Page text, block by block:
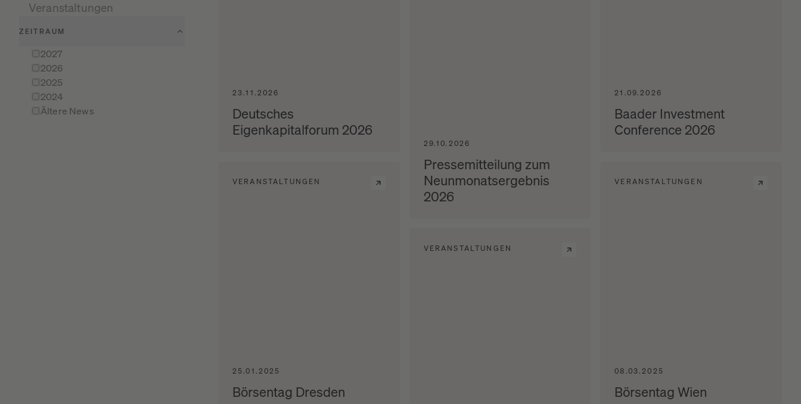
Veranstaltungen
ZEITRAUM
2027
2026
2025
2024
Ältere News
23.11.2026
Deutsches
Eigenkapitalforum 2026
29.10.2026
Pressemitteilung zum
Neunmonatsergebnis
2026
21.09.2026
Baader Investment
Conference 2026
VERANSTALTUNGEN
25.01.2025
Börsentag Dresden
VERANSTALTUNGEN
VERANSTALTUNGEN
08.03.2025
Börsentag Wien